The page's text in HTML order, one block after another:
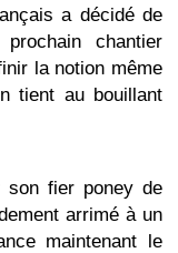
a décidé de
chantier
la notion même
tient au bouillant
son fier poney de
arrimé à un
maintenant le